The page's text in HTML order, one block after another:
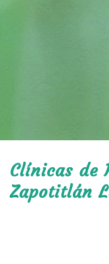
Clínicas de
Zapotitlán